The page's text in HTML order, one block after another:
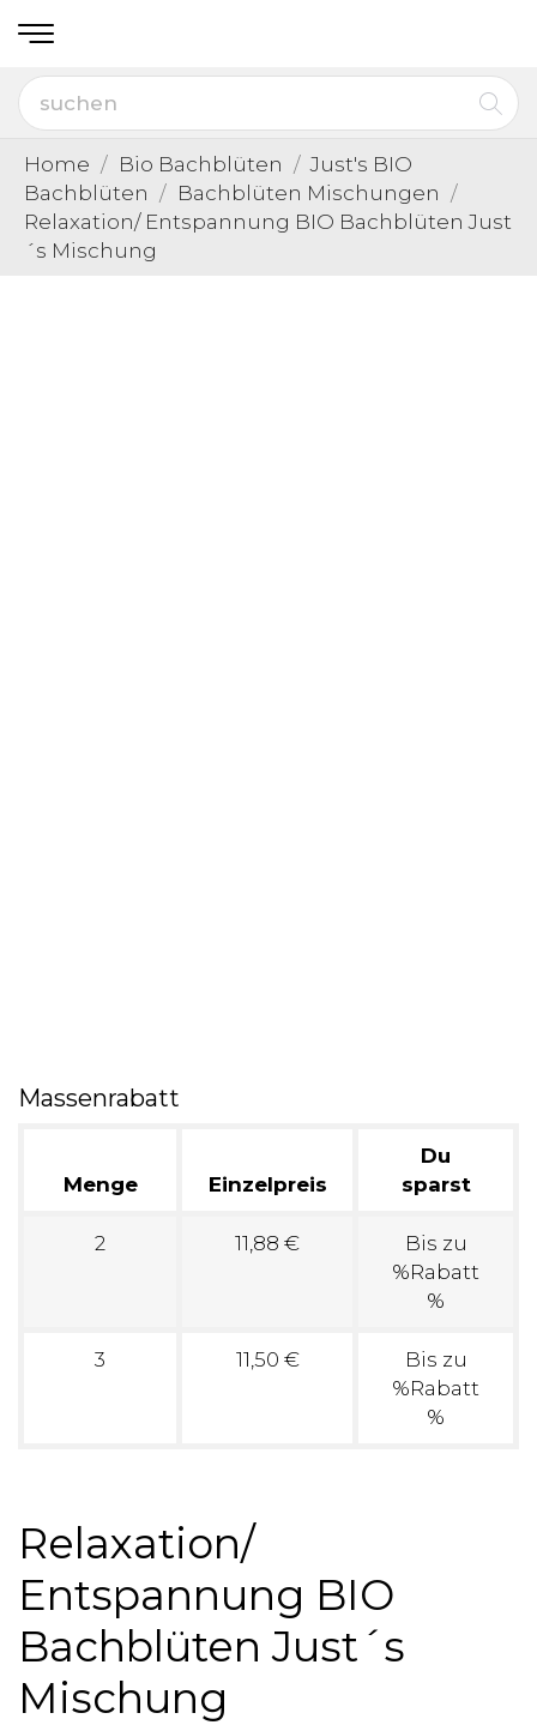
Home Bio Bachblüten
Just's BIO
Bachblüten
Bachblüten Mischungen
Relaxation/ Entspannung BIO Bachblüten Just
´s Mischung
Massenrabatt
Menge Einzelpreis
Du
sparst
2 11,88 €
Bis zu
%Rabatt
%
3 11,50 €
Bis zu
%Rabatt
%
Relaxation/
Entspannung BIO
Bachblüten Just´s
Mischung